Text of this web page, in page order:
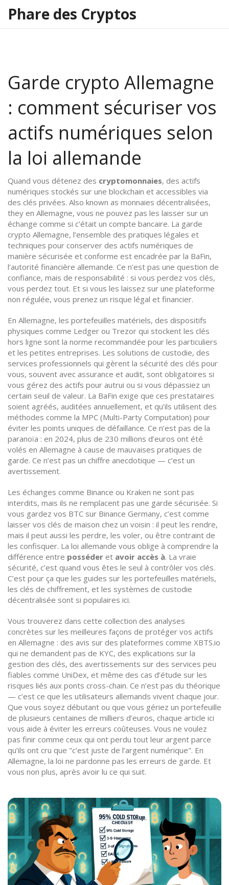
Phare des Cryptos
Garde crypto Allemagne
: comment sécuriser vos
actifs numériques selon
la loi allemande
Quand vous détenez des cryptomonnaies, des actifs
numériques stockés sur une blockchain et accessibles via
des clés privées. Also known as monnaies décentralisées,
they en Allemagne, vous ne pouvez pas les laisser sur un
échange comme si c’était un compte bancaire. La garde
crypto Allemagne, l’ensemble des pratiques légales et
techniques pour conserver des actifs numériques de
manière sécurisée et conforme est encadrée par la BaFin,
l’autorité financière allemande. Ce n’est pas une question de
confiance, mais de responsabilité : si vous perdez vos clés,
vous perdez tout. Et si vous les laissez sur une plateforme
non régulée, vous prenez un risque légal et financier.
En Allemagne, les portefeuilles matériels, des dispositifs
physiques comme Ledger ou Trezor qui stockent les clés
hors ligne sont la norme recommandée pour les particuliers
et les petites entreprises. Les solutions de custodie, des
services professionnels qui gèrent la sécurité des clés pour
vous, souvent avec assurance et audit, sont obligatoires si
vous gérez des actifs pour autrui ou si vous dépassiez un
certain seuil de valeur. La BaFin exige que ces prestataires
soient agréés, auditées annuellement, et qu’ils utilisent des
méthodes comme la MPC (Multi-Party Computation) pour
éviter les points uniques de défaillance. Ce n’est pas de la
paranoïa : en 2024, plus de 230 millions d’euros ont été
volés en Allemagne à cause de mauvaises pratiques de
garde. Ce n’est pas un chiffre anecdotique — c’est un
avertissement.
Les échanges comme Binance ou Kraken ne sont pas
interdits, mais ils ne remplacent pas une garde sécurisée. Si
vous gardez vos BTC sur Binance Germany, c’est comme
laisser vos clés de maison chez un voisin : il peut les rendre,
mais il peut aussi les perdre, les voler, ou être contraint de
les confisquer. La loi allemande vous oblige à comprendre la
différence entre posséder et avoir accès à. La vraie
sécurité, c’est quand vous êtes le seul à contrôler vos clés.
C’est pour ça que les guides sur les portefeuilles matériels,
les clés de chiffrement, et les systèmes de custodie
décentralisée sont si populaires ici.
Vous trouverez dans cette collection des analyses
concrètes sur les meilleures façons de protéger vos actifs
en Allemagne : des avis sur des plateformes comme XBTS.io
qui ne demandent pas de KYC, des explications sur la
gestion des clés, des avertissements sur des services peu
fiables comme UniDex, et même des cas d’étude sur les
risques liés aux ponts cross-chain. Ce n’est pas du théorique
— c’est ce que les utilisateurs allemands vivent chaque jour.
Que vous soyez débutant ou que vous gériez un portefeuille
de plusieurs centaines de milliers d’euros, chaque article ici
vous aide à éviter les erreurs coûteuses. Vous ne voulez
pas finir comme ceux qui ont perdu tout leur argent parce
qu’ils ont cru que "c’est juste de l’argent numérique". En
Allemagne, la loi ne pardonne pas les erreurs de garde. Et
vous non plus, après avoir lu ce qui suit.